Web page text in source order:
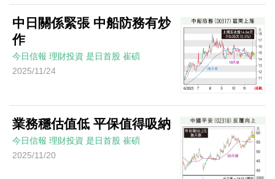
中日關係緊張 中船防務有炒
作
今日信報 理財投資 是日首股 崔碩
2025/11/24
業務穩估值低 平保值得吸納
今日信報 理財投資 是日首股 崔碩
2025/11/20